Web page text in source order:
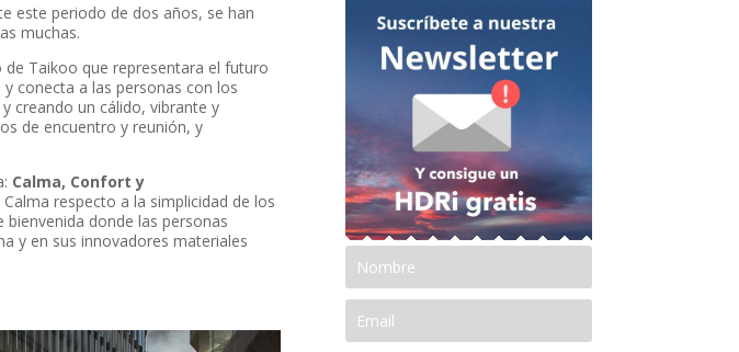
este periodo de dos años, se han
muchas.
Taikoo que representara el futuro
conecta a las personas con los
creando un cálido, vibrante y
de encuentro y reunión, y
Calma, Confort y
respecto a la simplicidad de los
donde las personas
y en sus innovadores materiales